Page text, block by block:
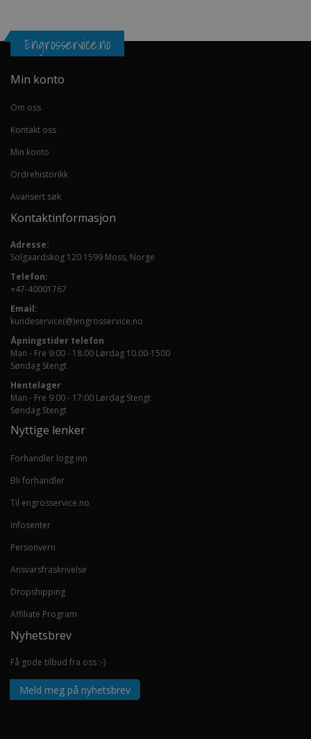
Engrosservice.no
Min konto
Om oss
Kontakt oss
Min konto
Ordrehistorikk
Avansert søk
Kontaktinformasjon
Adresse:
Solgaardskog 120 1599 Moss, Norge
Telefon:
+47-40001767
Email:
kundeservice(@)engrosservice.no
Åpningstider telefon
Man - Fre 9:00 - 18:00 Lørdag 10.00-1500
Søndag Stengt
Hentelager
Man - Fre 9:00 - 17:00 Lørdag Stengt
Søndag Stengt
Nyttige lenker
Forhandler logg inn
Bli forhandler
Til engrosservice.no
Infosenter
Personvern
Ansvarsfraskrivelse
Dropshipping
Affiliate Program
Nyhetsbrev
Få gode tilbud fra oss :-)
Meld meg på nyhetsbrev